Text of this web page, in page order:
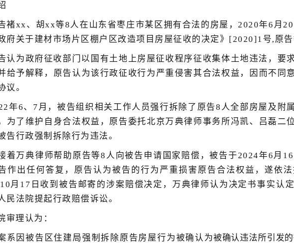
褚xx、胡xx等8人在山东省枣庄市某区拥有合法的房屋，2020年6月
府关于建材市场片区棚户区改造项目房屋征收的决定》[2020]1号,原告
认为政府征收部门以国有土地上房屋征收程序征收集体土地违法，要
给予解释，原告认为该行政征收行为严重侵害其合法权益，因而不同
议。
年6、7月，被告组织相关工作人员强行拆除了原告8人全部房屋及附
为了维护自身合法权益，原告委托北京万典律师事务所冯凯、吕磊二
告行政强制拆除行为违法。
着万典律师帮助原告等8人向被告申请国家赔偿，被告于2024年6月
作出任何答复，原告认为被告的行为严重损害原告合法权益，遂依
月17日收到被告邮寄的涉案赔偿决定，万典律师认为决定书事实认
民法院提起行政赔偿诉讼。
审理认为：
系因被告区住建局强制拆除原告房屋行为被确认 为被确认违法所引发